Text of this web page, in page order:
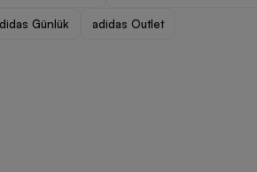
Günlük adidas Outlet